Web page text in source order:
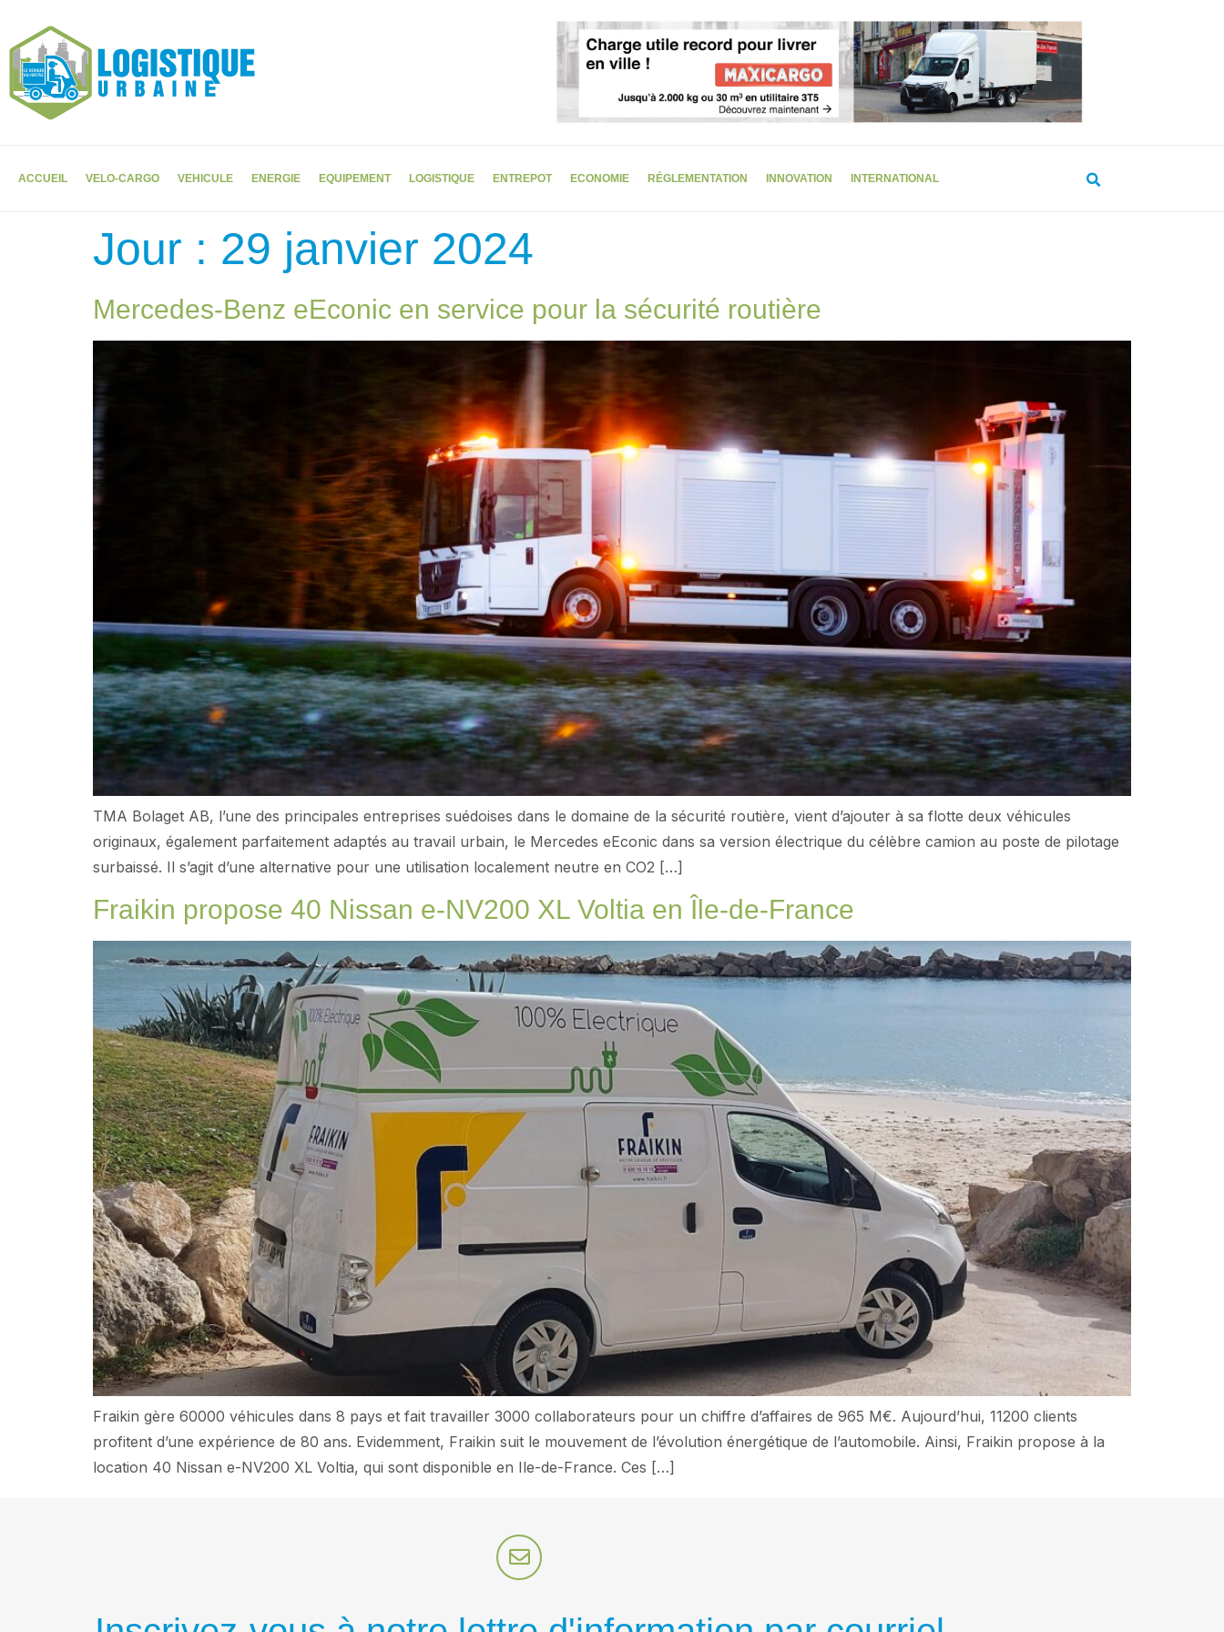
ACCUEIL VELO-CARGO VEHICULE ENERGIE EQUIPEMENT LOGISTIQUE ENTREPOT ECONOMIE RÉGLEMENTATION INNOVATION INTERNATIONAL
Jour : 29 janvier 2024
Mercedes-Benz eEconic en service pour la sécurité routière
TMA Bolaget AB, l’une des principales entreprises suédoises dans le domaine de la sécurité routière, vient d’ajouter à sa flotte deux véhicules
originaux, également parfaitement adaptés au travail urbain, le Mercedes eEconic dans sa version électrique du célèbre camion au poste de pilotage
surbaissé. Il s’agit d’une alternative pour une utilisation localement neutre en CO2 […]
Fraikin propose 40 Nissan e-NV200 XL Voltia en Île-de-France
Fraikin gère 60000 véhicules dans 8 pays et fait travailler 3000 collaborateurs pour un chiffre d’affaires de 965 M€. Aujourd’hui, 11200 clients
profitent d’une expérience de 80 ans. Evidemment, Fraikin suit le mouvement de l’évolution énergétique de l’automobile. Ainsi, Fraikin propose à la
location 40 Nissan e-NV200 XL Voltia, qui sont disponible en Ile-de-France. Ces […]